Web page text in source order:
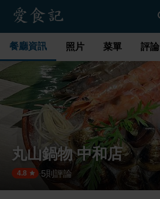
餐廳資訊 照片 菜單 評論
丸山鍋物 中和店
4.8 ·5則評論